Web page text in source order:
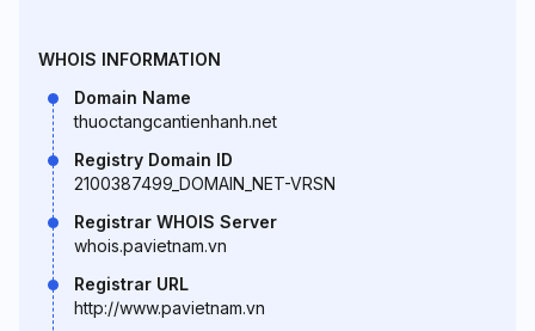
WHOIS INFORMATION
Domain Name
thuoctangcantienhanh.net
Registry Domain ID
2100387499_DOMAIN_NET-VRSN
Registrar WHOIS Server
whois.pavietnam.vn
Registrar URL
http://www.pavietnam.vn